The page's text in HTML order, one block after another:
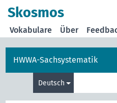
Skosmos
Vokabulare Über
HWWA-Sachsystematik
Deutsch